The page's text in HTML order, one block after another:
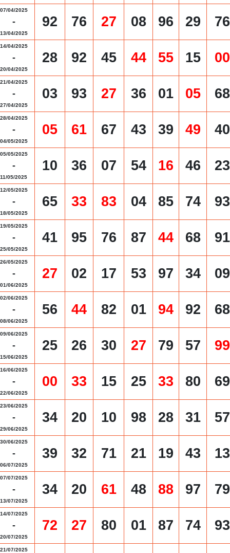
07/04/2025
-
13/04/2025
92 76 27 08 96 29 76
14/04/2025
-
20/04/2025
28 92 45 44 55 15 00
21/04/2025
-
27/04/2025
03 93 27 36 01 05 68
28/04/2025
-
04/05/2025
05 61 67 43 39 49 40
05/05/2025
-
11/05/2025
10 36 07 54 16 46 23
12/05/2025
-
18/05/2025
65 33 83 04 85 74 93
19/05/2025
-
25/05/2025
41 95 76 87 44 68 91
26/05/2025
-
01/06/2025
27 02 17 53 97 34 09
02/06/2025
-
08/06/2025
56 44 82 01 94 92 68
09/06/2025
-
15/06/2025
25 26 30 27 79 57 99
16/06/2025
-
22/06/2025
00 33 15 25 33 80 69
23/06/2025
-
29/06/2025
34 20 10 98 28 31 57
30/06/2025
-
06/07/2025
39 32 71 21 19 43 13
07/07/2025
-
13/07/2025
34 20 61 48 88 97 79
14/07/2025
-
20/07/2025
72 27 80 01 87 74 93
21/07/2025